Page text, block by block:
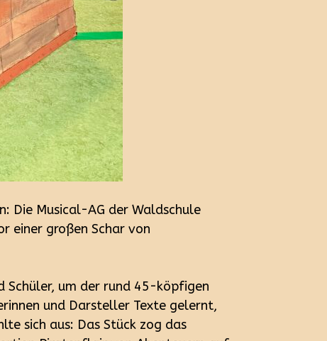
Die Musical-AG der Waldschule
einer großen Schar von
Schüler, um der rund 45-köpfigen
und Darsteller Texte gelernt,
sich aus: Das Stück zog das